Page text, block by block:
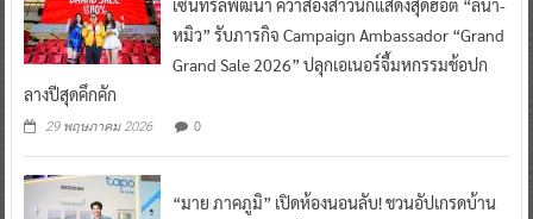
เซ็นทรัลพัฒนา คว้าสองสาวนักแสดงสุดฮอต “ลีน่า-
หมิว” รับภารกิจ Campaign Ambassador “Grand
Grand Sale 2026” ปลุกเอเนอร์จี้มหกรรมช้อปก
ลางปีสุดคึกคัก
29 พฤษภาคม 2026 0
“มาย ภาคภูมิ” เปิดห้องนอนลับ! ชวนอัปเกรดบ้าน